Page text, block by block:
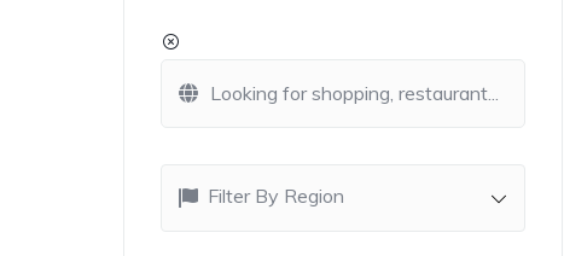
Filter By Region